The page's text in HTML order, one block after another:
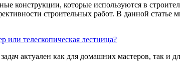
конструкции, которые используются в
строительных работ. В данной
или телескопическая лестница?
актуален как для домашних мастеров, так и